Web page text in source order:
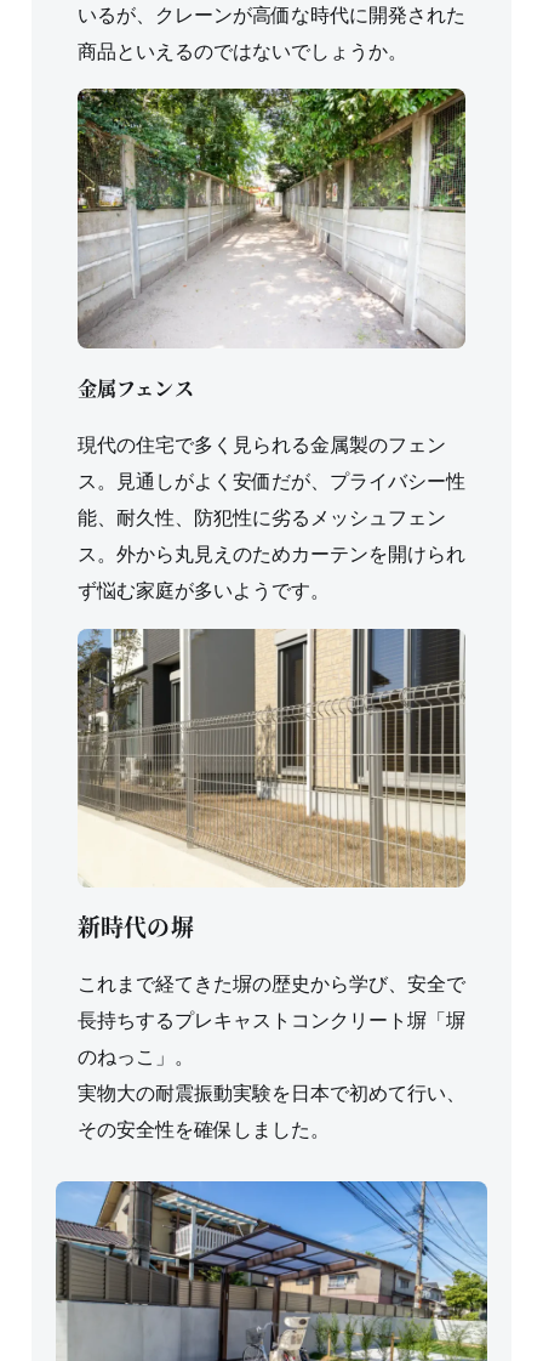
いるが、クレーンが高価な時代に開発された
商品といえるのではないでしょうか。
金属フェンス
現代の住宅で多く見られる金属製のフェン
ス。見通しがよく安価だが、プライバシー性
能、耐久性、防犯性に劣るメッシュフェン
ス。外から丸見えのためカーテンを開けられ
ず悩む家庭が多いようです。
新時代の塀
これまで経てきた塀の歴史から学び、安全で
長持ちするプレキャストコンクリート塀「塀
のねっこ」。
実物大の耐震振動実験を日本で初めて行い、
その安全性を確保しました。